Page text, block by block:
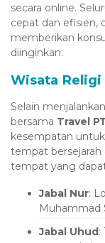
secara online.
cepat dan efisien,
memberikan
diinginkan.
Wisata
Selain
bersama Travel
kesempatan
tempat bersejarah
tempat yang
Jabal Nur:
Muhammad
Jabal Uhud: